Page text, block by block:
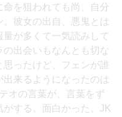
を狙われても尚、自分
彼女の出自、悪鬼とは
が多くて一気読みして
の出会いもなんとも切な
ったけど、フェンが誰
来るようになったのは
オの言葉が、言葉をず
する。面白かった。JK